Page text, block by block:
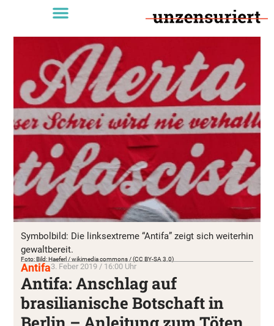
Symbolbild: Die linksextreme “Antifa” zeigt sich weiterhin
gewaltbereit.
Foto: Bild: Haeferl / wikimedia commons / (CC BY-SA 3.0)
Antifa3. Feber 2019 / 16:00 Uhr
Antifa: Anschlag auf
brasilianische Botschaft in